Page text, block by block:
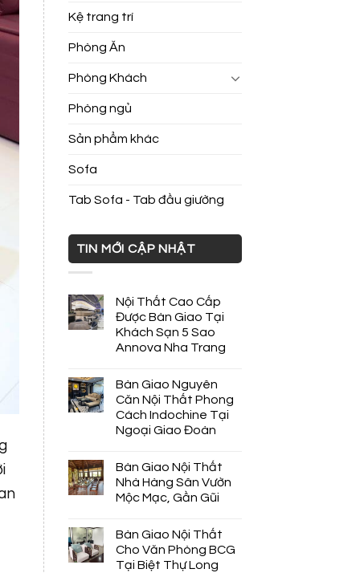
Kệ trang trí
Phòng Ăn
Phòng Khách
Phòng ngủ
Sản phẩm khác
Sofa
Tab Sofa - Tab đầu giường
TIN MỚI CẬP NHẬT
Nội Thất Cao Cấp
Được Bàn Giao Tại
Khách Sạn 5 Sao
Annova Nha Trang
Bàn Giao Nguyên
Căn Nội Thất Phong
Cách Indochine Tại
Ngoại Giao Đoàn
Bàn Giao Nội Thất
Nhà Hàng Sân Vườn
Mộc Mạc, Gần Gũi
Bàn Giao Nội Thất
Cho Văn Phòng BCG
Tại Biệt Thự Long